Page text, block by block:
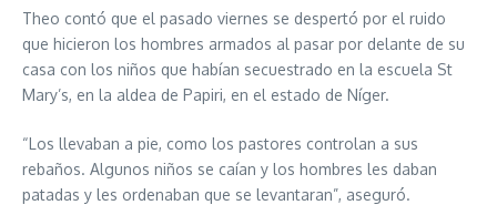
Theo contó que el pasado viernes se despertó por el ruido
que hicieron los hombres armados al pasar por delante de su
casa con los niños que habían secuestrado en la escuela St
Mary’s, en la aldea de Papiri, en el estado de Níger.
“Los llevaban a pie, como los pastores controlan a sus
rebaños. Algunos niños se caían y los hombres les daban
patadas y les ordenaban que se levantaran”, aseguró.